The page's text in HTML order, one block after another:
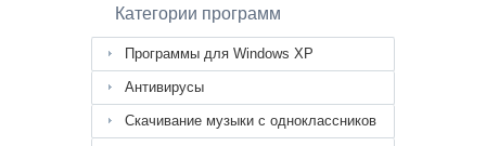
Категории программ
Программы для Windows XP
Антивирусы
Скачивание музыки с одноклассников